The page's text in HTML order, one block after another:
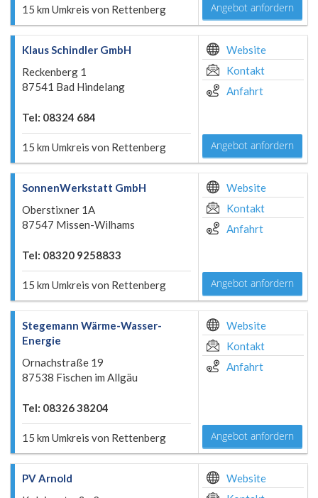
15 km Umkreis von Rettenberg Angebot anfordern
Klaus Schindler GmbH
Reckenberg 1
87541 Bad Hindelang
Tel: 08324 684
15 km Umkreis von Rettenberg
Website
Kontakt
Anfahrt
Angebot anfordern
SonnenWerkstatt GmbH
Oberstixner 1A
87547 Missen-Wilhams
Tel: 08320 9258833
15 km Umkreis von Rettenberg
Website
Kontakt
Anfahrt
Angebot anfordern
Stegemann Wärme-Wasser-
Energie
Ornachstraße 19
87538 Fischen im Allgäu
Tel: 08326 38204
15 km Umkreis von Rettenberg
Website
Kontakt
Anfahrt
Angebot anfordern
PV Arnold
Website